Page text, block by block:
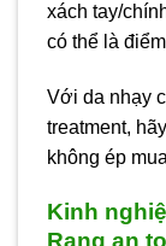
xách tay/
có thể là
Với da nhạy
treatment,
không ép
Kinh
Rang an